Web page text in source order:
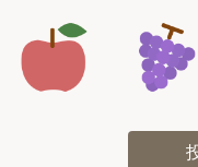
アイコン2 アイコン3